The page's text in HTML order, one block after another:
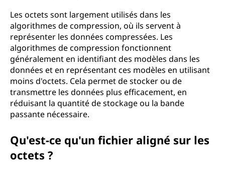
Les octets sont largement utilisés dans les
algorithmes de compression, où ils servent à
représenter les données compressées. Les
algorithmes de compression fonctionnent
généralement en identifiant des modèles dans les
données et en représentant ces modèles en utilisant
moins d'octets. Cela permet de stocker ou de
transmettre les données plus efficacement, en
réduisant la quantité de stockage ou la bande
passante nécessaire.
Qu'est-ce qu'un fichier aligné sur les
octets ?